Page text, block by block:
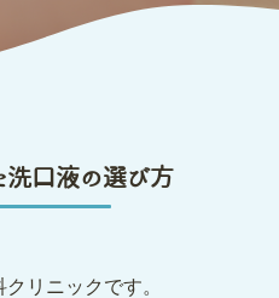
洗口液の選び方
リニックです。